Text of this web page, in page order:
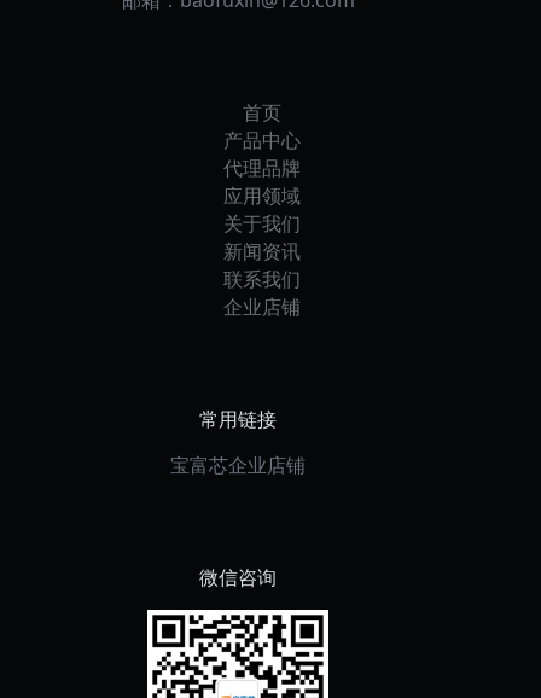
首页
产品中心
代理品牌
应用领域
关于我们
新闻资讯
联系我们
企业店铺
常用链接
宝富芯企业店铺
微信咨询